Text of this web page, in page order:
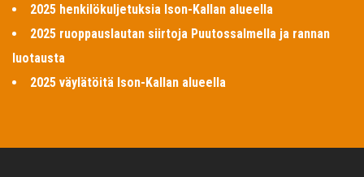
2025 henkilökuljetuksia Ison-Kallan alueella
2025 ruoppauslautan siirtoja Puutossalmella ja rannan
luotausta
2025 väylätöitä Ison-Kallan alueella